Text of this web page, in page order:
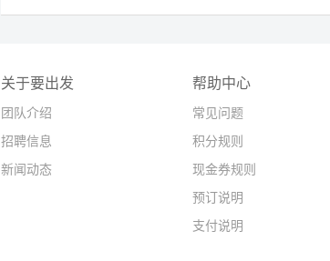
关于要出发
团队介绍
招聘信息
新闻动态
帮助中心
常见问题
积分规则
现金券规则
预订说明
支付说明